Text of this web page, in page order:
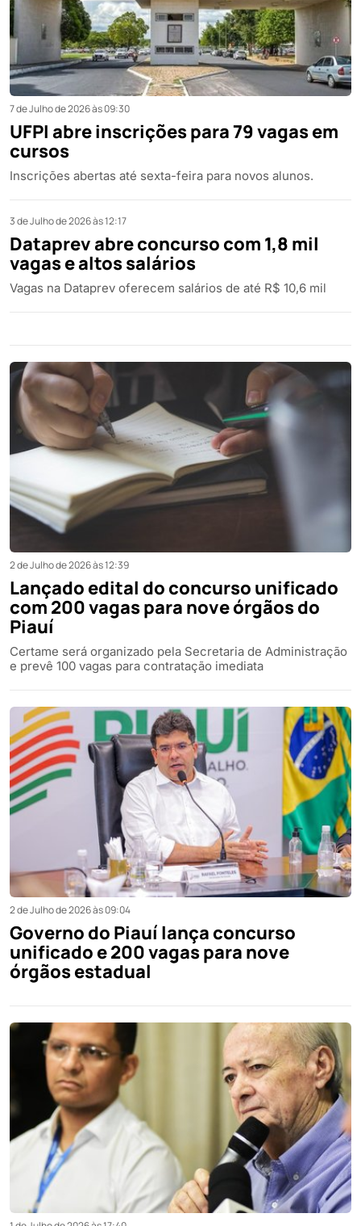
7 de Julho de 2026 às 09:30
UFPI abre inscrições para 79 vagas em
cursos
Inscrições abertas até sexta-feira para novos alunos.
3 de Julho de 2026 às 12:17
Dataprev abre concurso com 1,8 mil
vagas e altos salários
Vagas na Dataprev oferecem salários de até R$ 10,6 mil
2 de Julho de 2026 às 12:39
Lançado edital do concurso unificado
com 200 vagas para nove órgãos do
Piauí
Certame será organizado pela Secretaria de Administração
e prevê 100 vagas para contratação imediata
2 de Julho de 2026 às 09:04
Governo do Piauí lança concurso
unificado e 200 vagas para nove
órgãos estadual